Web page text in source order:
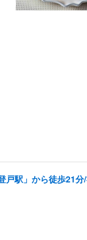
戸駅」から徒歩21分